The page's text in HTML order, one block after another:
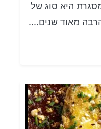
היא סוג של
מאוד שנים....